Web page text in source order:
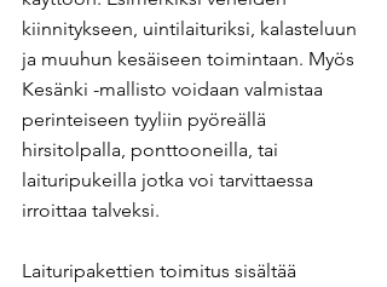
kiinnitykseen, uintilaituriksi, kalasteluun
ja muuhun kesäiseen toimintaan. Myös
Kesänki -mallisto voidaan valmistaa
perinteiseen tyyliin pyöreällä
hirsitolpalla, ponttooneilla, tai
laituripukeilla jotka voi tarvittaessa
irroittaa talveksi.
Laituripakettien toimitus sisältää